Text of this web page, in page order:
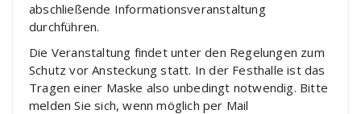
abschließende Informationsveranstaltung
durchführen.
Die Veranstaltung findet unter den Regelungen zum
Schutz vor Ansteckung statt. In der Festhalle ist das
Tragen einer Maske also unbedingt notwendig. Bitte
melden Sie sich, wenn möglich per Mail